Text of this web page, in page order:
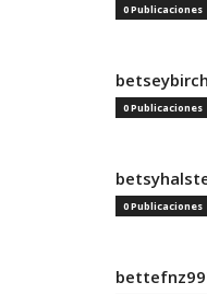
0 Publicaciones
0 Publicaciones
0 Publicaciones